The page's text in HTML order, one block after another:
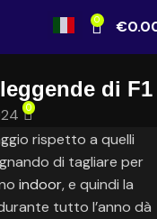
0 €
di F1
0
rispetto a quelli
di tagliare per
indoor, e quindi la
tutto l’anno dà